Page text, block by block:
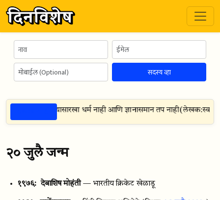
सदस्य व्हा
शत्रू नाही त्यासारखा धर्म नाही आणि ज्ञानासमान तप नाही(लेखक:स्वामी
२० जुलै जन्म
१९७६: देबाशिष मोहंती — भारतीय क्रिकेट खेळाडू